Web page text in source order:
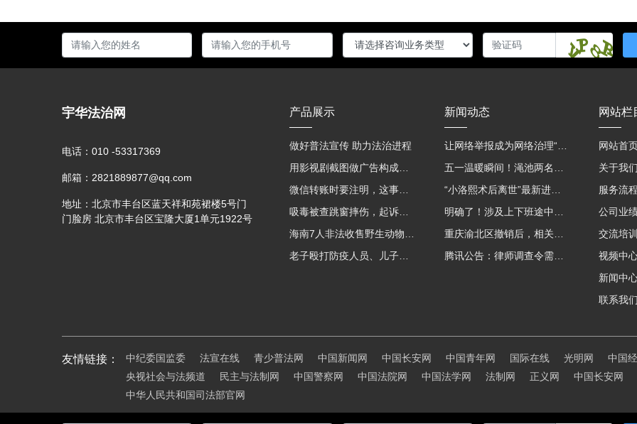
宇华法治网
电话： 010 -53317369
邮箱： 2821889877@qq.com
地址： 北京市丰台区蓝天祥和苑裙楼5号门
门脸房 北京市丰台区宝隆大厦1单元1922号
产品展示
做好普法宣传 助力法治进程
新闻动态
“小洛熙术后离世”最新进展：医疗事故鉴定已启动
腾讯公告：律师调查令需要写明法官手机号，2025年12月31日后施行
网站栏
网站首
关于我
服务流
公司业
交流培
视频中
新闻中
联系我
友情链接： 中纪委国监委 法宣在线 青少普法网 中国新闻网 中国长安网 中国青年网 国际在线 光明网
中国
央视社会与法频道
民主与法制网 中国警察网 中国法院网 中国法学网 法制网 正义网
中国长安网
中华人民共和国司法部官网